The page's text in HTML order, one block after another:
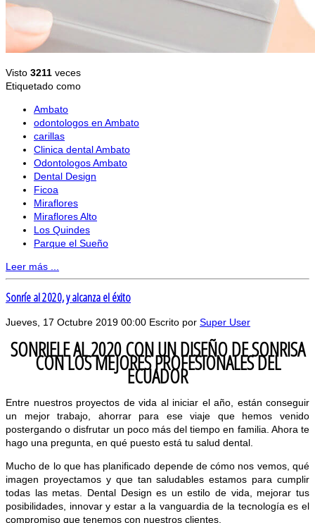
Visto 3211 veces
Etiquetado como
Ambato
odontologos en Ambato
carillas
Clinica dental Ambato
Odontologos Ambato
Dental Design
Ficoa
Miraflores
Miraflores Alto
Los Quindes
Parque el Sueño
Leer más ...
Sonríe al 2020, y alcanza el éxito
Jueves, 17 Octubre 2019 00:00 Escrito por Super User
SONRIELE AL 2020 CON UN DISEÑO DE SONRISA
CON LOS MEJORES PROFESIONALES DEL
ECUADOR
Entre nuestros proyectos de vida al iniciar el año, están conseguir
un mejor trabajo, ahorrar para ese viaje que hemos venido
postergando o disfrutar un poco más del tiempo en familia. Ahora te
hago una pregunta, en qué puesto está tu salud dental.
Mucho de lo que has planificado depende de cómo nos vemos, qué
imagen proyectamos y que tan saludables estamos para cumplir
todas las metas. Dental Design es un estilo de vida, mejorar tus
posibilidades, innovar y estar a la vanguardia de la tecnología es el
compromiso que tenemos con nuestros clientes.